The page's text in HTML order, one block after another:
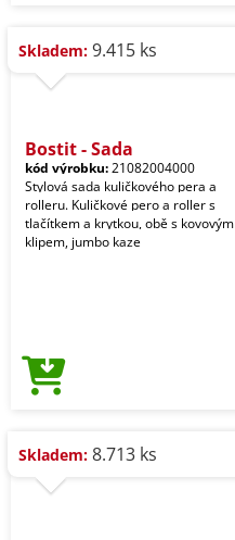
Skladem: 9.415 ks
Bostit - Sada
kód výrobku:21082004000
Stylová sada kuličkového pera a
rolleru. Kuličkové pero a roller s
tlačítkem a krytkou, obě s kovovým
klipem, jumbo kaze
Skladem: 8.713 ks